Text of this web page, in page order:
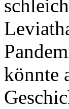
könnte